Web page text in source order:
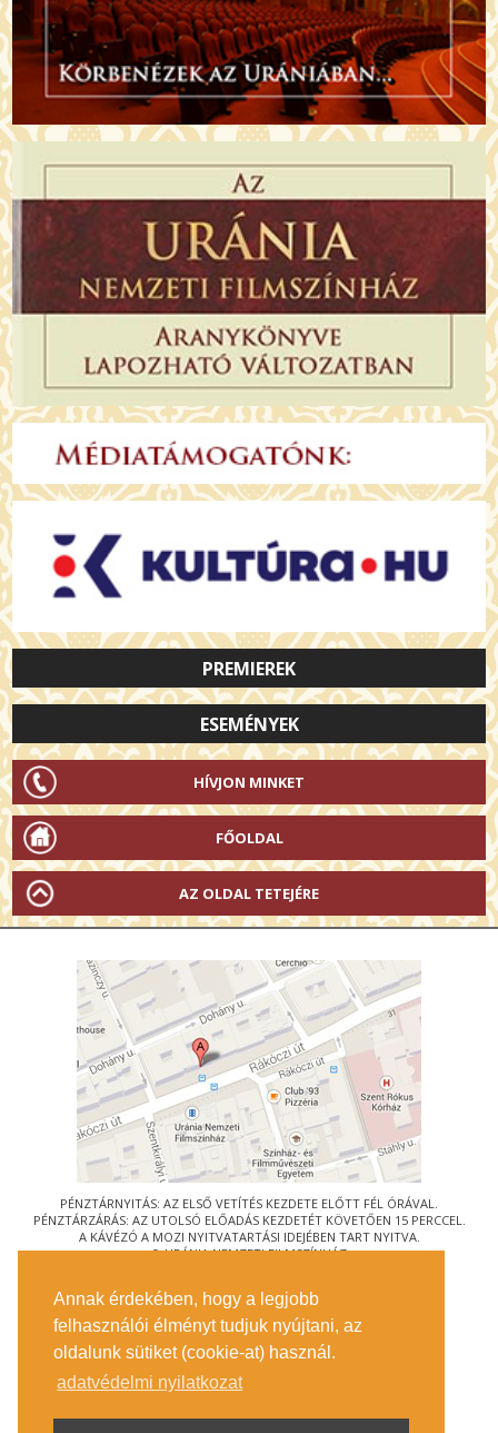
Annak érdekében, hogy a legjobb
felhasználói élményt tudjuk nyújtani, az
oldalunk sütiket (cookie-at) használ.
adatvédelmi nyilatkozat
PREMIEREK
ESEMÉNYEK
HÍVJON MINKET
FŐOLDAL
AZ OLDAL TETEJÉRE
PÉNZTÁRNYITÁS: AZ ELSŐ VETÍTÉS KEZDETE ELŐTT FÉL ÓRÁVAL.
PÉNZTÁRZÁRÁS: AZ UTOLSÓ ELŐADÁS KEZDETÉT KÖVETŐEN 15 PERCCEL.
A KÁVÉZÓ A MOZI NYITVATARTÁSI IDEJÉBEN TART NYITVA.
© URÁNIA NEMZETI FILMSZÍNHÁZ
1088 BUDAPEST, RÁKÓCZI ÚT 21.
MEGKÖZELÍTÉS
JEGYINFORMÁCIÓ
ÍRJON NEKÜNK!
KÖZÉRDEKŰ ADATOK